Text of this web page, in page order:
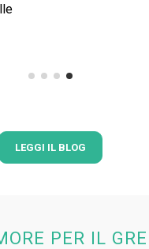
LEGGI IL BLOG
PER IL